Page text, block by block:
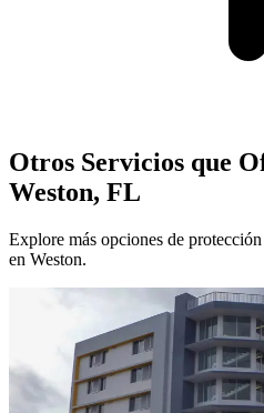
Otros Servicios que
Weston, FL
Explore más opciones de
en Weston.